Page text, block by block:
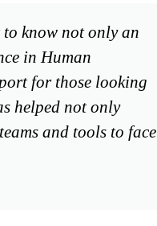
know not only an
in Human
for those looking
helped not only
and tools to face